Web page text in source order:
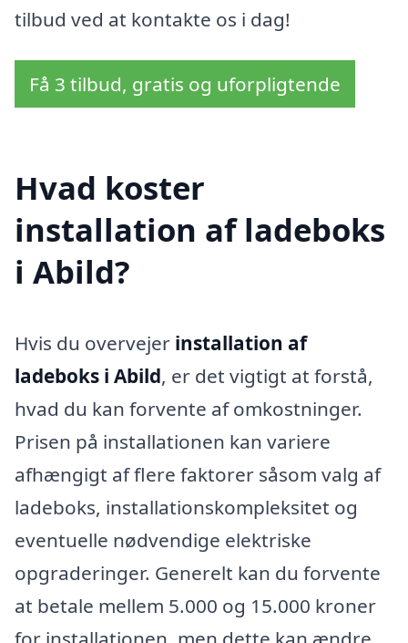
tilbud ved at kontakte os i dag!
Få 3 tilbud, gratis og uforpligtende
Hvad koster
installation af ladeboks
i Abild?
Hvis du overvejer installation af
ladeboks i Abild, er det vigtigt at forstå,
hvad du kan forvente af omkostninger.
Prisen på installationen kan variere
afhængigt af flere faktorer såsom valg af
ladeboks, installationskompleksitet og
eventuelle nødvendige elektriske
opgraderinger. Generelt kan du forvente
at betale mellem 5.000 og 15.000 kroner